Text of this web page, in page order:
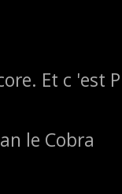
Et c 'est
le Cobra